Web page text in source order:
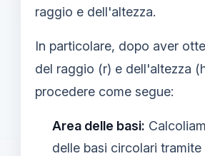
raggio e dell'altezza.
In particolare, dopo aver
del raggio (r) e dell'altezza
procedere come segue:
Area delle basi:
delle basi circolari